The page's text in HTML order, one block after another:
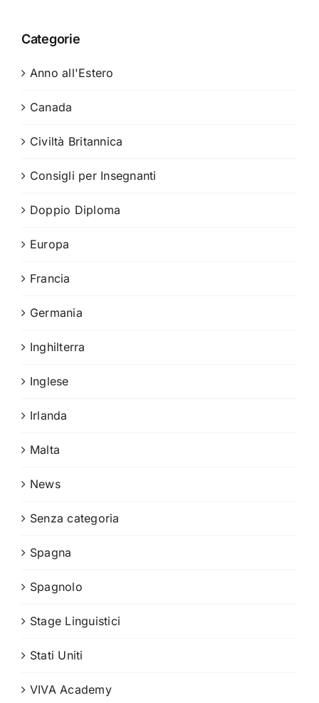
Categorie
Anno all'Estero
Canada
Civiltà Britannica
Consigli per Insegnanti
Doppio Diploma
Europa
Francia
Germania
Inghilterra
Inglese
Irlanda
Malta
News
Senza categoria
Spagna
Spagnolo
Stage Linguistici
Stati Uniti
VIVA Academy